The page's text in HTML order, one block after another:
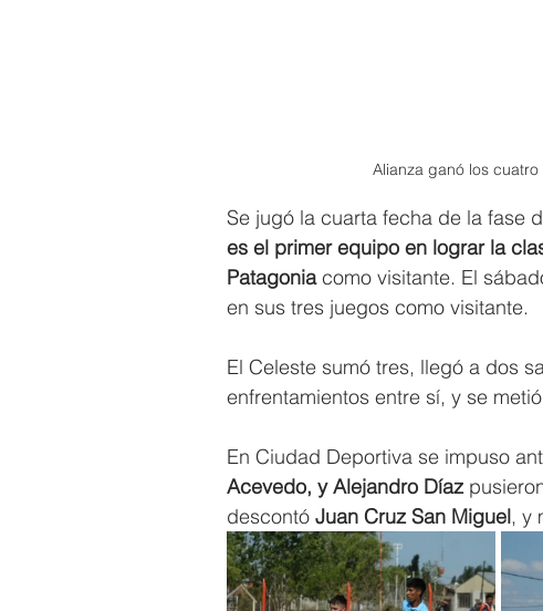
Alianza ganó los
Se jugó la cuarta fecha de la fase
es el primer equipo en lograr la
Patagonia como visitante. El
en sus tres juegos como visitante.
El Celeste sumó tres, llegó a dos
enfrentamientos entre sí, y se
En Ciudad Deportiva se impuso
Acevedo, y Alejandro Díaz
descontó Juan Cruz San Miguel, y